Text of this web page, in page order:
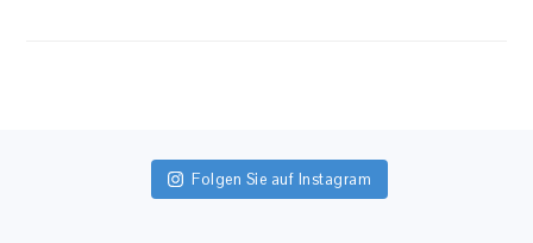
Folgen Sie auf Instagram